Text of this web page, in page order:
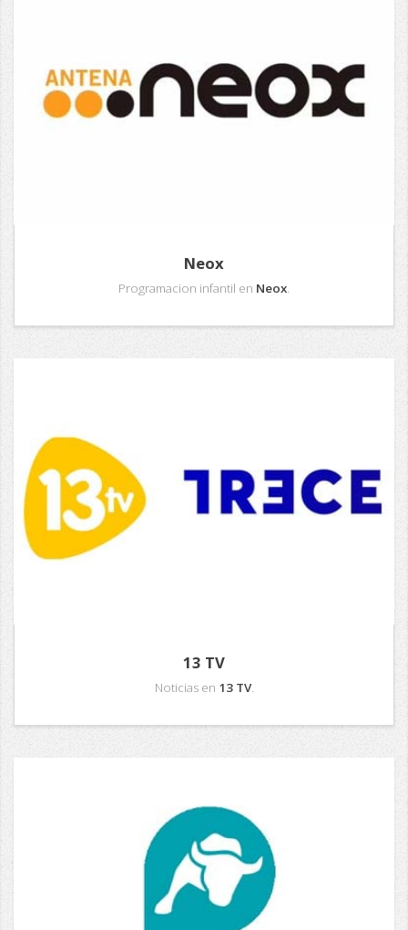
Neox
Programacion infantil en Neox.
13 TV
Noticias en 13 TV.